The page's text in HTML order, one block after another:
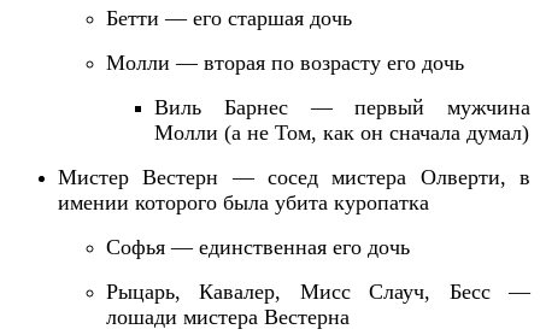
Бетти — его старшая дочь
Молли — вторая по возрасту его дочь
Виль Барнес —первый мужчина
Молли (а не Том, как он сначала думал)
Мистер Вестерн — сосед мистера Олверти, в
имении которого была убита куропатка
Софья — единственная его дочь
Рыцарь,Кавалер, Мисс Слауч, Бесс—
лошади мистера Вестерна